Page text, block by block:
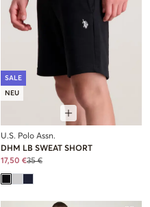
SALE
NEU
U.S. Polo Assn.
DHM LB SWEAT SHORT
17,50 €35 €